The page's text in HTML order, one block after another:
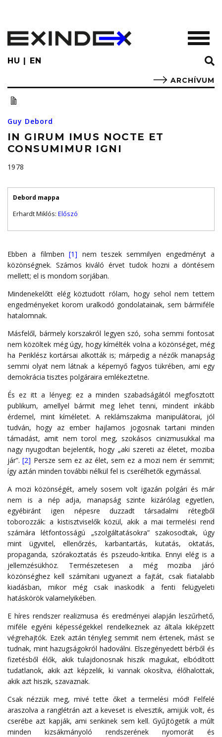
main
content
HU EN
ARCHÍVUM
Guy Debord
IN GIRUM IMUS NOCTE ET
CONSUMIMUR IGNI
1978
Debord mappa
Erhardt Miklós: Előszó
Ebben a filmben[1] nem teszek semmilyen engedményt a
közönségnek. Számos kiváló érvet tudok hozni a döntésem
mellett; el is mondom sorjában.
Mindenekelőtt elég köztudott rólam, hogy sehol nem tettem
engedményeket korom uralkodó gondolatainak, sem bármiféle
hatalomnak.
Másfelől, bármely korszakról legyen szó, soha semmi fontosat
nem közöltek még úgy, hogy kímélték volna a közönséget, még
ha Periklész kortársai alkották is; márpedig a nézők manapság
semmi olyat nem látnak a képernyő fagyos tükrében, ami egy
demokrácia tisztes polgáraira emlékeztetne.
És ez itt a lényeg: ez a minden szabadságától megfosztott
publikum, amellyel bármit meg lehet tenni, mindent inkább
érdemel, mint kíméletet. A reklámszakma manipulátorai, jól
tudván, hogy az ember hajlamos jogosnak tartani minden
támadást, amit nem torol meg, szokásos cinizmusukkal ma
nagy nyugodtan bejelentik, hogy „aki szereti az életet, moziba
jár”.[2] Persze sem ez az élet, sem ez a mozi nem ér semmit;
így aztán minden további nélkül fel is cserélhetők egymással.
A mozi közönségét, amely sosem volt igazán polgári és már
nem is a nép adja, manapság szinte kizárólag egyetlen,
egyébiránt igen népesre duzzadt társadalmi rétegből
toborozzák: a kistisztviselők közül, akik a mai termelési rend
számára létfontosságú „szolgáltatásokra” szakosodtak, úgy
mint ügyvitel, ellenőrzés, karbantartás, kutatás, oktatás,
propaganda, szórakoztatás és pszeudo-kritika. Ennyi elég is a
jellemzésükhöz. Természetesen a még moziba járó
közönséghez kell számítani ugyanezt a fajtát, csak fiatalabb
kiadásban, mikor még csak inaskodik a fenti felügyeleti
hatáskörök valamelyikében.
E híres rendszer realizmusa és eredményei alapján leszűrhető,
miféle egyéni képességekkel rendelkeznek az általa kiképzett
végrehajtók. Ezek aztán tényleg semmit nem értenek, mást se
tudnak, mint hazugságokról hadoválni. Elszegényedett bérből és
fizetésből élők, akik tulajdonosnak hiszik magukat, elbódított
tudatlanok, akik azt képzelik, ki vannak okosítva, élőhalottak,
akik azt hiszik, szavaznak.
Csak nézzük meg, mivé tette őket a termelési mód! Felfelé
araszolva a ranglétrán azt a keveset is elvesztik, amijük volt, és
cserébe azt kapják, ami senkinek sem kell. Gyűjtögetik a múlt
minden kizsákmányoló rendszerének nyomorát és